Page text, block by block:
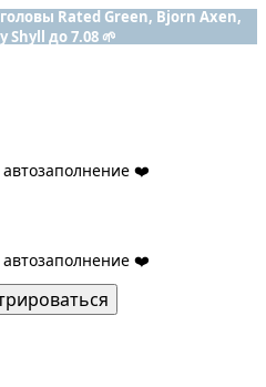
Rated Green, Bjorn Axen,
Shyll до 7.08 🌱
автозаполнение ❤️
автозаполнение ❤️